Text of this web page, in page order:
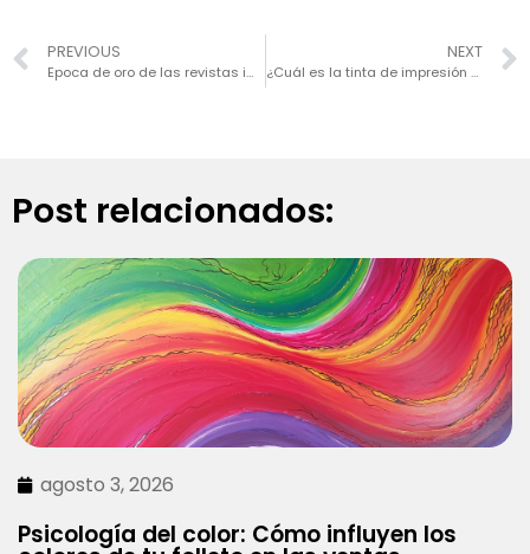
PREVIOUS
Epoca de oro de las revistas impresas
NEXT
¿Cuál es la tinta de impresión mas ecológica?
Post relacionados:
agosto 3, 2026
Psicología del color: Cómo influyen los